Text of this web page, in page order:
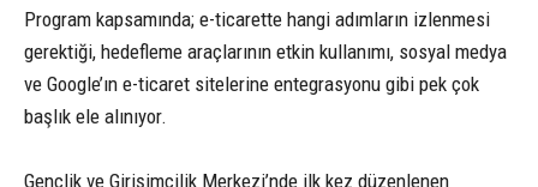
Program kapsamında; e-ticarette hangi adımların izlenmesi
gerektiği, hedefleme araçlarının etkin kullanımı, sosyal medya
ve Google’ın e-ticaret sitelerine entegrasyonu gibi pek çok
başlık ele alınıyor.
Gençlik ve Girişimcilik Merkezi’nde ilk kez düzenlenen